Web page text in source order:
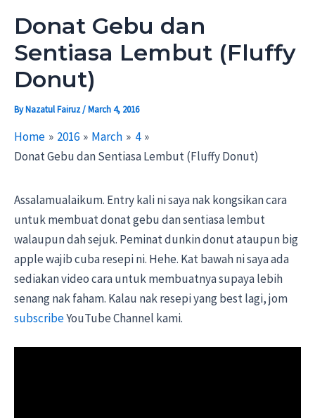
Donat Gebu dan
Sentiasa Lembut (Fluffy
Donut)
ByNazatul Fairuz/March 4, 2016
Home 2016 March
4
Donat Gebu dan Sentiasa Lembut (Fluffy Donut)
Assalamualaikum. Entry kali ni saya nak kongsikan cara
untuk membuat donat gebu dan sentiasa lembut
walaupun dah sejuk. Peminat dunkin donut ataupun big
apple wajib cuba resepi ni. Hehe. Kat bawah ni saya ada
sediakan video cara untuk membuatnya supaya lebih
senang nak faham. Kalau nak resepi yang best lagi, jom
subscribeYouTube Channel kami.